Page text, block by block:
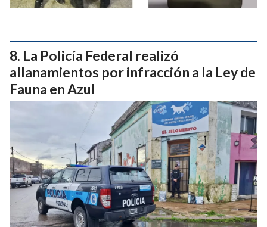
La Policía Federal realizó
allanamientos por infracción a la Ley de
Fauna en Azul